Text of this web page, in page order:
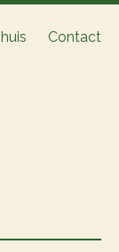
Contact